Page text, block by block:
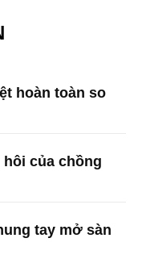
hoàn toàn so
của chồng
tay mở sàn